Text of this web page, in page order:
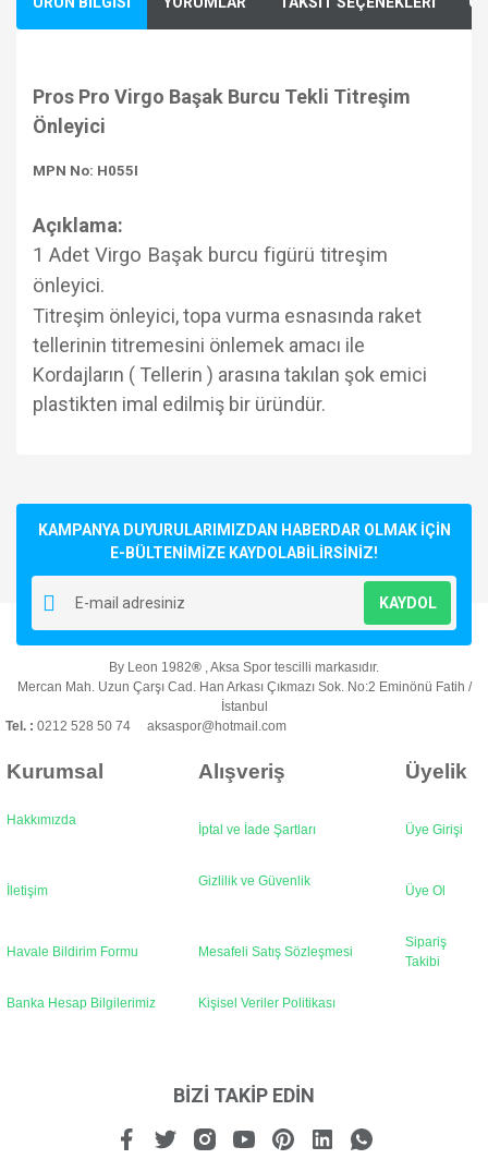
Pros Pro Virgo Başak Burcu Tekli Titreşim
Önleyici
MPN No: H055I
Açıklama:
1 Adet Virgo Başak burcu figürü titreşim
önleyici.
Titreşim önleyici, topa vurma esnasında raket
tellerinin titremesini önlemek amacı ile
Kordajların ( Tellerin ) arasına takılan şok emici
plastikten imal edilmiş bir üründür.
Yorum Yaz
kullanarak tarafımıza iletebilirsiniz.
Görüş ve önerileriniz için teşekkür ederiz.
Ürün resmi kalitesiz, bozuk veya görüntülenemiyor.
Ürün açıklamasında eksik bilgiler bulunuyor.
Ürün bilgilerinde hatalar bulunuyor.
Ürün fiyatı diğer sitelerden daha pahalı.
Bu ürüne benzer farklı alternatifler olmalı.
KAMPANYA DUYURULARIMIZDAN HABERDAR OLMAK İÇİN
E-BÜLTENİMİZE KAYDOLABİLİRSİNİZ!
KAYDOL
By Leon 1982® , Aksa Spor tescilli markasıdır.
Mercan Mah. Uzun Çarşı Cad. Han Arkası Çıkmazı Sok. No:2 Eminönü Fatih /
İstanbul
Tel. : 0212 528 50 74 aksaspor@hotmail.com
Kurumsal Alışveriş Üyelik
Hakkımızda
İptal ve İade Şartları Üye Girişi
İletişim
Gizlilik ve Güvenlik
Üye Ol
Havale Bildirim Formu Mesafeli Satış Sözleşmesi
Sipariş
Takibi
Banka Hesap Bilgilerimiz Kişisel Veriler Politikası
BİZİ TAKİP EDİN